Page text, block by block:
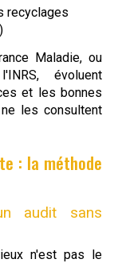
recyclages
Maladie, ou
évoluent
et les bonnes
les consultent
: la méthode
audit sans
n'est pas le